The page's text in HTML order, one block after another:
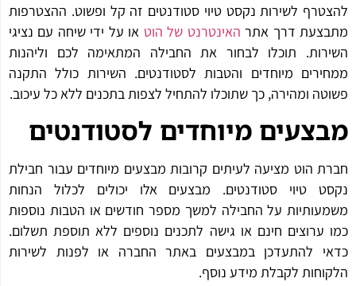
לשירות נקסט טיוי סטודנטים זה קל ופשוט. ההצטרפות
דרך אתרהאינטרנט של הוט או על ידי שיחה עם נציגי
תוכלו לבחור את החבילה המתאימה לכם וליהנות
מיוחדים והטבות לסטודנטים. השירות כולל התקנה
ומהירה, כך שתוכלו להתחיל לצפות בתכנים ללא כל עיכוב.
מיוחדים לסטודנטים
הוט מציעה לעיתים קרובות מבצעים מיוחדים עבור חבילת
טיוי סטודנטים. מבצעים אלו יכולים לכלול הנחות
על החבילה למשך מספר חודשים או הטבות נוספות
ערוצים חינם או גישה לתכנים נוספים ללא תוספת תשלום.
להתעדכן במבצעים באתר החברה או לפנות לשירות
לקבלת מידע נוסף.